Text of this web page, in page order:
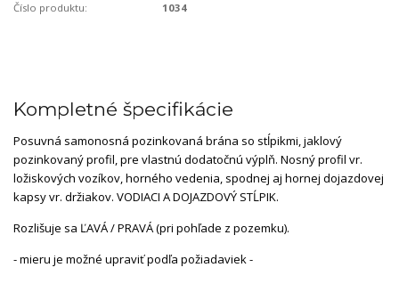
Číslo produktu: 1034
Kompletné špecifikácie
Posuvná samonosná pozinkovaná brána so stĺpikmi, jaklový
pozinkovaný profil, pre vlastnú dodatočnú výplň. Nosný profil vr.
ložiskových vozíkov, horného vedenia, spodnej aj hornej dojazdovej
kapsy vr. držiakov. VODIACI A DOJAZDOVÝ STĹPIK.
Rozlišuje sa ĽAVÁ / PRAVÁ (pri pohľade z pozemku).
- mieru je možné upraviť podľa požiadaviek -